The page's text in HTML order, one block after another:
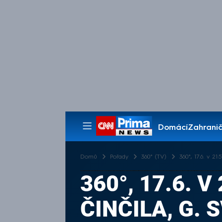
Domácí
Pořady
Domů Pořady 360° (TV) 360°, 17.6. v
360°, 17.6. V
ČINČILA, G.